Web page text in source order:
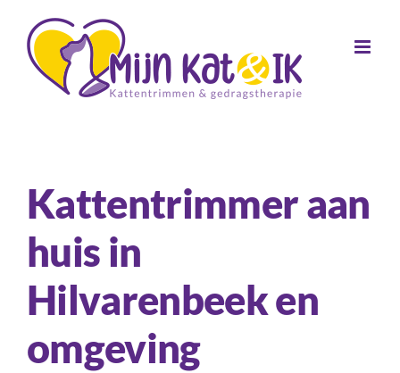
content
Kattentrimmer aan
huis in
Hilvarenbeek en
omgeving